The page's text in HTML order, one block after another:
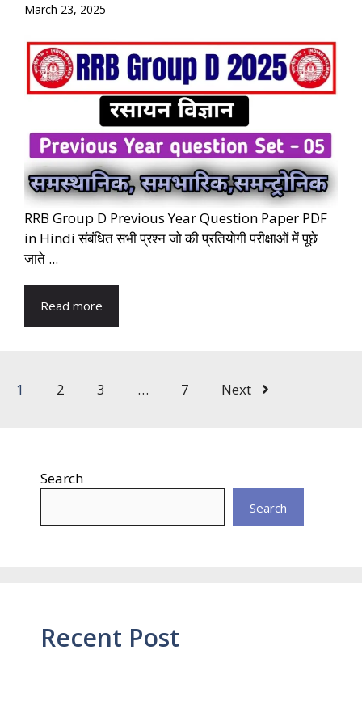
March 23, 2025
RRB Group D Previous Year Question Paper PDF
in Hindi संबंधित सभी प्रश्न जो की प्रतियोगी परीक्षाओं में पूछे
जाते ...
Read more
1 2 3 … 7 Next
Search
Search
Recent Post